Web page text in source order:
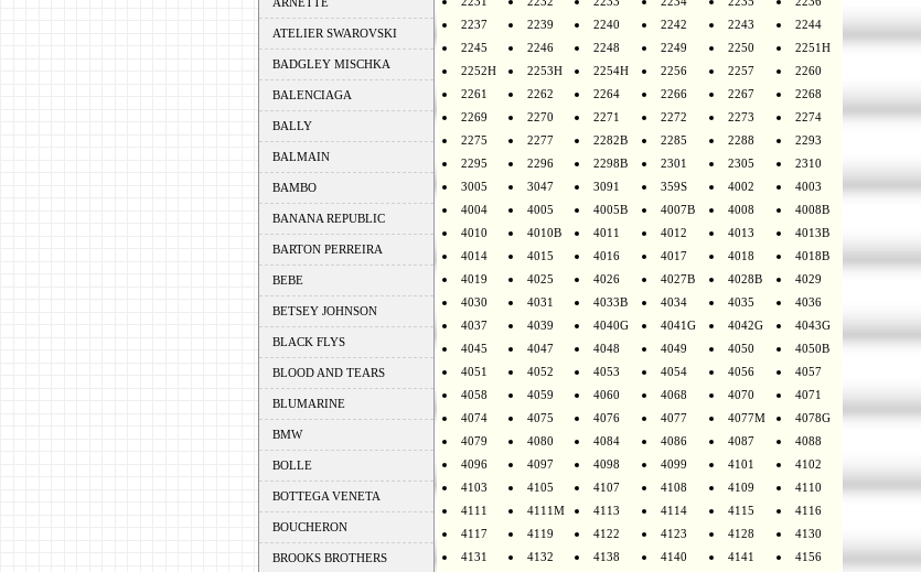
ATELIER SWAROVSKI
BADGLEY MISCHKA
BALENCIAGA
BALLY
BALMAIN
BAMBO
BANANA REPUBLIC
BARTON PERREIRA
BEBE
BETSEY JOHNSON
BLACK FLYS
BLOOD AND TEARS
BLUMARINE
BMW
BOLLE
BOTTEGA VENETA
BOUCHERON
BROOKS BROTHERS
2237
2239 2240 2242 2243
2244
2245
2246 2248 2249 2250
2251H
2252H
2253H 2254H 2256 2257
2260
2261
2262 2264 2266 2267
2268
2269
2270 2271 2272 2273
2274
2275
2277 2282B 2285 2288
2293
2295
2296 2298B 2301 2305
2310
3005
3047 3091 359S 4002
4003
4004
4005 4005B 4007B 4008
4008B
4010
4010B 4011 4012 4013
4013B
4014
4015 4016 4017 4018
4018B
4019
4025 4026 4027B 4028B
4029
4030
4031 4033B 4034 4035
4036
4037
4039 4040G 4041G 4042G
4043G
4045
4047 4048 4049 4050
4050B
4051
4052 4053 4054 4056
4057
4058
4059 4060 4068 4070
4071
4074
4075 4076 4077 4077M
4078G
4079
4080 4084 4086 4087
4088
4096
4097 4098 4099 4101
4102
4103
4105 4107 4108 4109
4110
4111
4111M 4113 4114 4115
4116
4117
4119 4122 4123 4128
4130
4131
4132 4138 4140 4141
4156